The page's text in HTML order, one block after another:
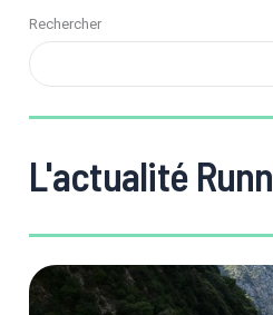
Rechercher
L'actualité